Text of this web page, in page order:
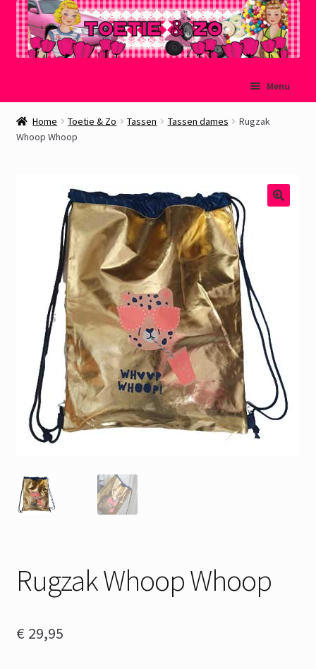
naar
navigatie
de
inhoud
Menu
Welkom
Winkelmand
Afrekenen
Over Toetie & Zo
Gastenboek
Home Toetie & Zo Tassen Tassen dames
Rugzak
Whoop Whoop
Rugzak Whoop Whoop
€ 29,95